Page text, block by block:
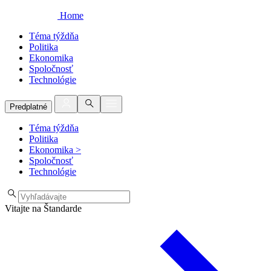
Home
Téma týždňa
Politika
Ekonomika
Spoločnosť
Technológie
Predplatné
Téma týždňa
Politika
Ekonomika >
Spoločnosť
Technológie
Vitajte na Štandarde